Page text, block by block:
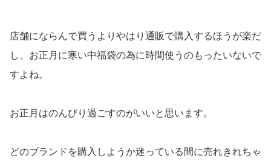
店舗にならんで買うよりやはり通販で購入するほうが楽だ
し、お正月に寒い中福袋の為に時間使うのもったいないで
すよね。
お正月はのんびり過ごすのがいいと思います。
どのブランドを購入しようか迷っている間に売れきれちゃ